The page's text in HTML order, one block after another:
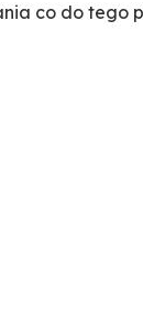
co do tego